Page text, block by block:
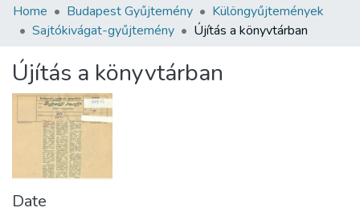
Communities & Collections
Statistics
About us
Home Budapest Gyűjtemény
Különgyűjtemények
Sajtókivágat-gyűjtemény
Újítás a könyvtárban
Újítás a könyvtárban
Date